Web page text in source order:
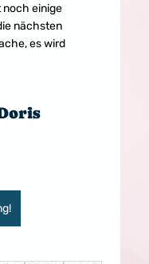
noch einige
nächsten
es wird